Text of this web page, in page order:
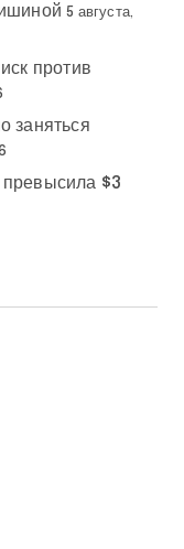
5 августа,
против
заняться
$3